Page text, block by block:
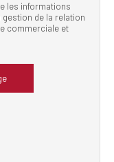
les informations
de la relation
commerciale et